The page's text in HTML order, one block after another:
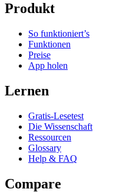
Produkt
So funktioniert’s
Funktionen
Preise
App holen
Lernen
Gratis-Lesetest
Die Wissenschaft
Ressourcen
Glossary
Help & FAQ
Compare